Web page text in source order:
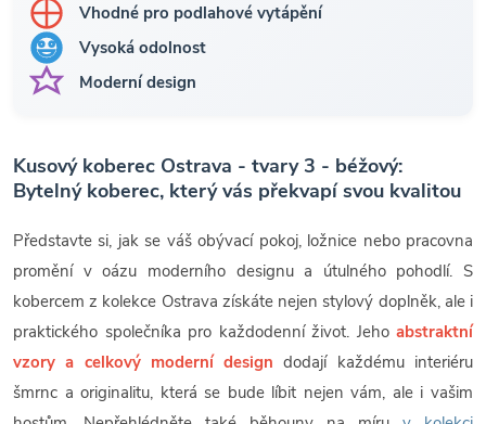
Vhodné pro podlahové vytápění
Vysoká odolnost
Moderní design
Kusový koberec Ostrava - tvary 3 - béžový:
Bytelný koberec, který vás překvapí svou kvalitou
Představte si, jak se váš obývací pokoj, ložnice nebo pracovna
promění v oázu moderního designu a útulného pohodlí. S
kobercem z kolekce Ostrava získáte nejen stylový doplněk, ale i
praktického společníka pro každodenní život. Jeho abstraktní
vzory a celkový moderní design dodají každému interiéru
šmrnc a originalitu, která se bude líbit nejen vám, ale i vašim